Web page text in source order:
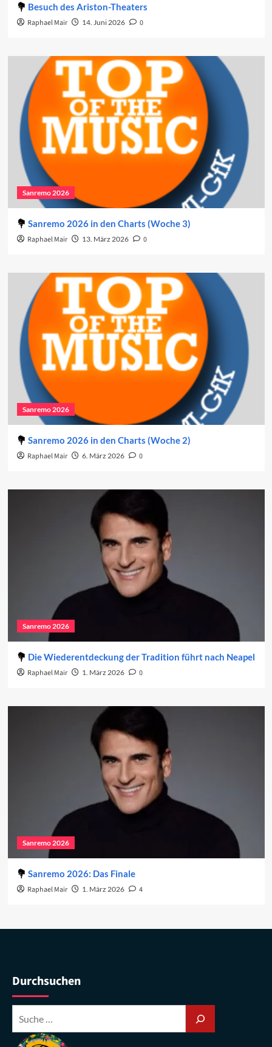
Besuch des Ariston-Theaters
Raphael Mair 14. Juni 2026 0
Sanremo 2026
Sanremo 2026 in den Charts (Woche 3)
Raphael Mair 13. März 2026 0
Sanremo 2026
Sanremo 2026 in den Charts (Woche 2)
Raphael Mair 6. März 2026 0
Sanremo 2026
Die Wiederentdeckung der Tradition führt nach Neapel
Raphael Mair 1. März 2026 0
Sanremo 2026
Sanremo 2026: Das Finale
Raphael Mair 1. März 2026 4
Durchsuchen